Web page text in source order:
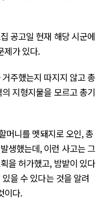
공고일 현재 해당 시군에
제가 있다.
주했는지 따지지 않고 총
지형지물을 모르고 총기
머니를 멧돼지로 오인, 총
생했는데, 이런 사고는 그
을 허가했고, 밤밭이 있다
을 수 있다는 것을 알려
이다.